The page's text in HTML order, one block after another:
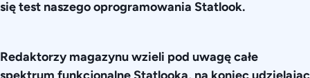
się test naszego oprogramowania Statlook.
Redaktorzy magazynu wzieli pod uwagę całe